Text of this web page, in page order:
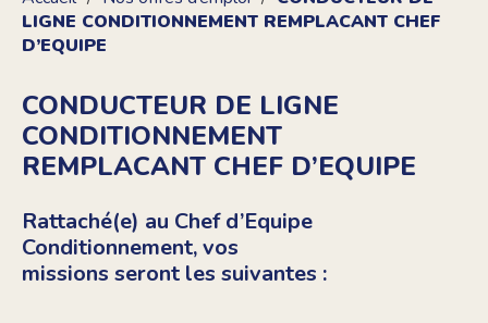
LIGNE CONDITIONNEMENT REMPLACANT CHEF
D’EQUIPE
CONDUCTEUR DE LIGNE
CONDITIONNEMENT
REMPLACANT CHEF D’EQUIPE
Rattaché(e) au Chef d’Equipe
Conditionnement, vos
missions seront les suivantes :